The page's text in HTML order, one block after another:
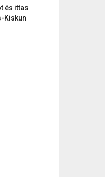
és ittas
Kiskun